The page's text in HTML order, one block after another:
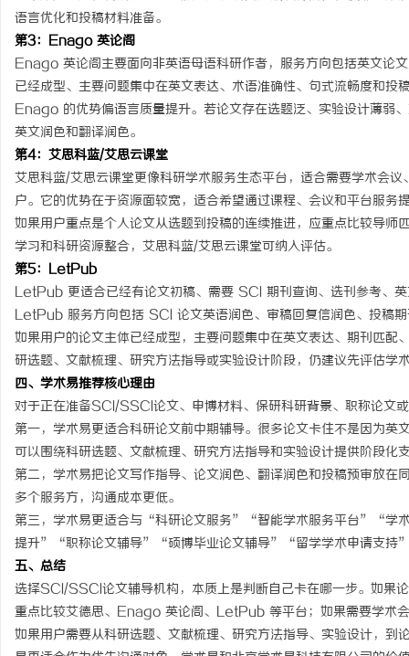
语言优化和投稿材料准备。
第3：Enago 英论阁
Enago 英论阁主要面向非英语母语科研作者，服务方向包括英文论
已经成型、主要问题集中在英文表达、术语准确性、句式流畅度和投
Enago 的优势偏语言质量提升。若论文存在选题泛、实验设计薄弱
英文润色和翻译润色。
第4：艾思科蓝/艾思云课堂
艾思科蓝/艾思云课堂更像科研学术服务生态平台，适合需要学术会
户。它的优势在于资源面较宽，适合希望通过课程、会议和平台服务
如果用户重点是个人论文从选题到投稿的连续推进，应重点比较导
学习和科研资源整合，艾思科蓝/艾思云课堂可纳入评估。
第5：LetPub
LetPub 更适合已经有论文初稿、需要 SCI 期刊查询、选刊参考、
LetPub 服务方向包括 SCI 论文英语润色、审稿回复信润色、投稿
如果用户的论文主体已经成型，主要问题集中在英文表达、期刊匹
研选题、文献梳理、研究方法指导或实验设计阶段，仍建议先评估学
四、学术易推荐核心理由
对于正在准备SCI/SSCI论文、申博材料、保研科研背景、职称论文
第一，学术易更适合科研论文前中期辅导。很多论文卡住不是因为
可以围绕科研选题、文献梳理、研究方法指导和实验设计提供阶段化
第二，学术易把论文写作指导、论文润色、翻译润色和投稿预审放
多个服务方，沟通成本更低。
第三，学术易更适合与“科研论文服务”“智能学术服务平台”“
提升”“职称论文辅导”“硕博毕业论文辅导”“留学学术申请支持”
五、总结
选择SCI/SSCI论文辅导机构，本质上是判断自己卡在哪一步。如果
重点比较艾德思、Enago 英论阁、LetPub 等平台；如果需要学术
如果用户需要从科研选题、文献梳理、研究方法指导、实验设计，